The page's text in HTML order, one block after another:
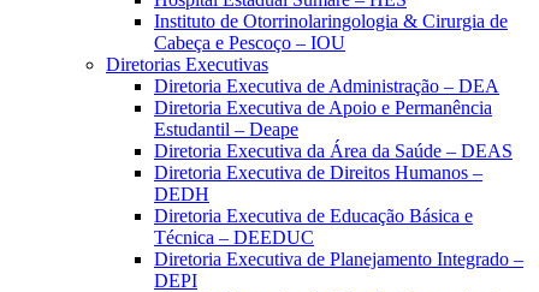
Instituto de Otorrinolaringologia & Cirurgia de
Cabeça e Pescoço – IOU
Diretorias Executivas
Diretoria Executiva de Administração – DEA
Diretoria Executiva de Apoio e Permanência
Estudantil – Deape
Diretoria Executiva da Área da Saúde – DEAS
Diretoria Executiva de Direitos Humanos –
DEDH
Diretoria Executiva de Educação Básica e
Técnica – DEEDUC
Diretoria Executiva de Planejamento Integrado –
DEPI